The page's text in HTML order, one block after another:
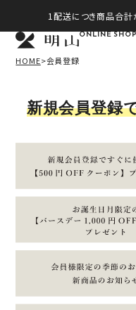
1配送につき商品合
ONLINE SHOP
HOME 会員登録
新規会員登録